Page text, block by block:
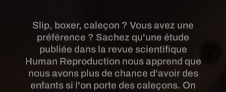
Slip, boxer, caleçon ? Vous avez une
préférence ? Sachez qu'une étude
publiée dans la revue scientifique
Human Reproduction nous apprend que
nous avons plus de chance d'avoir des
enfants si l'on porte des caleçons. On